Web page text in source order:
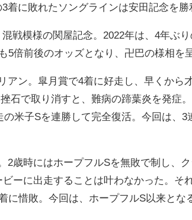
着に敗れたソングラインは安田記念を
戦模様の関屋記念。2022年は、4年ぶ
5倍前後のオッズとなり、卍巴の様相を
アン。皐月賞で4着に好走し、早くから
石で取り消すと、難病の蹄葉炎を発症
米子Sを連勝して完全復活。今回は、
2歳時にはホープフルSを無敗で制し、
ーに出走することは叶わなかった。そ
に惜敗。今回は、ホープフルS以来と